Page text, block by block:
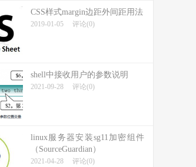
CSS样式margin边距外间距用法
2019-01-05 评论(0)
shell中接收用户的参数说明
2021-09-28 评论(0)
linux服务器安装sg11加密组件
（SourceGuardian）
2021-04-28 评论(0)